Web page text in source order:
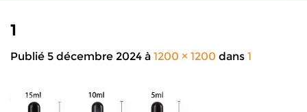
1
Publié 5 décembre 2024 à 1200 × 1200 dans 1